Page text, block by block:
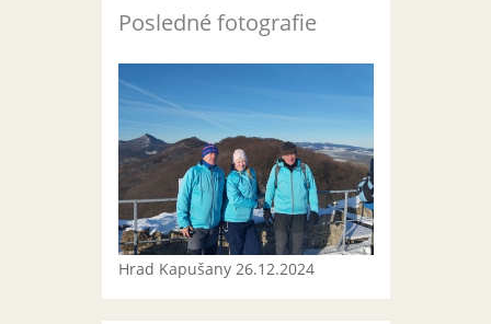
Posledné fotografie
Hrad Kapušany 26.12.2024